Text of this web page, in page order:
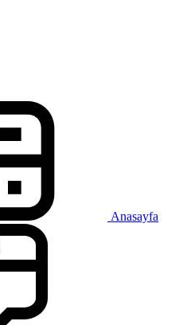
Anasayfa